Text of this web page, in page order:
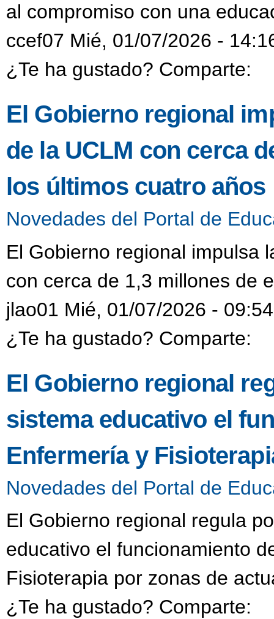
al compromiso con una
ccef07 Mié, 01/07/2026 -
¿Te ha gustado? Comparte:
El Gobierno regional
de la UCLM con cerca
los últimos cuatro años
Novedades del Portal de
El Gobierno regional impulsa
con cerca de 1,3 millones de
jlao01 Mié, 01/07/2026 - 09:54
¿Te ha gustado? Comparte:
El Gobierno regional
sistema educativo el
Enfermería y
Novedades del Portal de
El Gobierno regional regula
educativo el funcionamiento
Fisioterapia por zonas de
¿Te ha gustado? Comparte: